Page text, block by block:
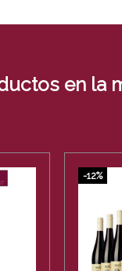
en la
-12%